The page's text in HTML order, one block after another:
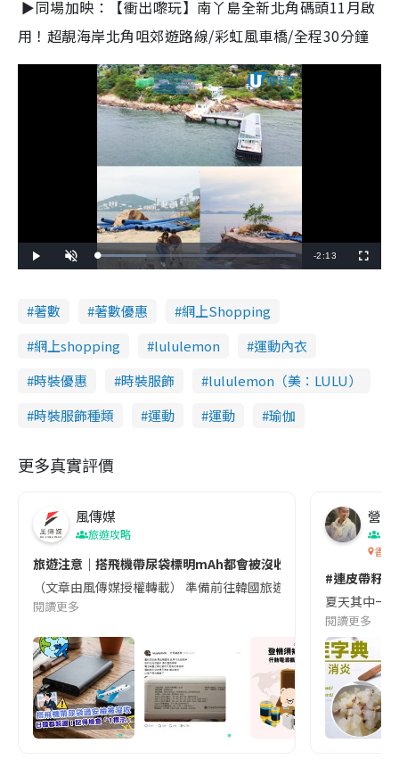
►同場加映：【衝出嚟玩】南丫島全新北角碼頭11月啟
用！超靚海岸北角咀郊遊路線/彩虹風車橋/全程30分鐘
l
n
e
L
o
d
:
2
R
n
-2:13
u
著數 著數優惠
網上Shopping
網上shopping
lululemon
運動內衣
時裝優惠
時裝服飾
lululemon（美：LULU）
時裝服飾種類
運動 運動 瑜伽
更多真實評價
風傳媒
旅遊攻略
旅遊注意｜搭飛機帶尿袋標明mAh都會被沒收😱出發前切記檢查
（文章由風傳媒授權轉載） 準備前往韓國旅遊的民眾，近期要
閱讀更多
營養
香港
#連皮帶籽
夏天其中一
閱讀更多